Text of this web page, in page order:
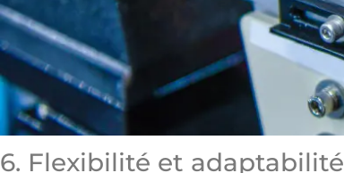
6. Flexibilité et adaptabilité